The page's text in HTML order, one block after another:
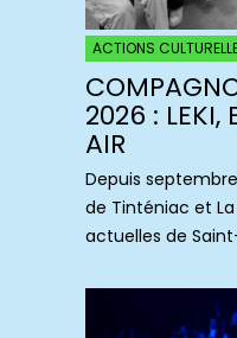
ACTIONS
2026 : LEKI,
AIR
Depuis
de Tinténiac et
actuelles de